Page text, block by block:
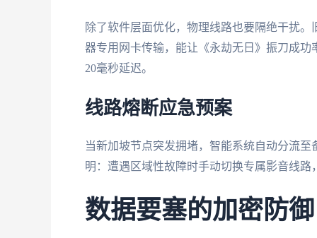
除了软件层面优化，物理线路也要隔绝干扰
器专用网卡传输，能让《永劫无日》振刀成
20毫秒延迟。
线路熔断应急预案
当新加坡节点突发拥堵，智能系统自动分流
明：遭遇区域性故障时手动切换专属影音线
数据要塞的加密防御